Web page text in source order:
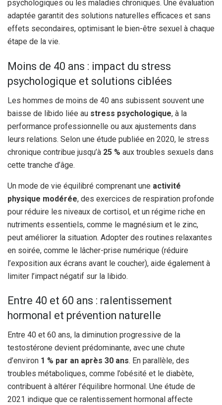
psychologiques ou les maladies chroniques. Une évaluation
adaptée garantit des solutions naturelles efficaces et sans
effets secondaires, optimisant le bien-être sexuel à chaque
étape de la vie.
Moins de 40 ans : impact du stress
psychologique et solutions ciblées
Les hommes de moins de 40 ans subissent souvent une
baisse de libido liée au stress psychologique, à la
performance professionnelle ou aux ajustements dans
leurs relations. Selon une étude publiée en 2020, le stress
chronique contribue jusqu’à 25 % aux troubles sexuels dans
cette tranche d’âge.
Un mode de vie équilibré comprenant une activité
physique modérée, des exercices de respiration profonde
pour réduire les niveaux de cortisol, et un régime riche en
nutriments essentiels, comme le magnésium et le zinc,
peut améliorer la situation. Adopter des routines relaxantes
en soirée, comme le lâcher-prise numérique (réduire
l’exposition aux écrans avant le coucher), aide également à
limiter l’impact négatif sur la libido.
Entre 40 et 60 ans : ralentissement
hormonal et prévention naturelle
Entre 40 et 60 ans, la diminution progressive de la
testostérone devient prédominante, avec une chute
d’environ 1 % par an après 30 ans. En parallèle, des
troubles métaboliques, comme l’obésité et le diabète,
contribuent à altérer l’équilibre hormonal. Une étude de
2021 indique que ce ralentissement hormonal affecte